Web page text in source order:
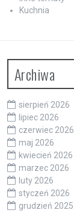
Kuchnia
Archiwa
sierpień 2026
lipiec 2026
czerwiec 2026
maj 2026
kwiecień 2026
marzec 2026
luty 2026
styczeń 2026
grudzień 2025